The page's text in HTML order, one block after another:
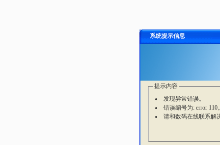
系统提示信息
提示内容
发现异常错误。
错误编号为: error 110
请和数码在线联系解